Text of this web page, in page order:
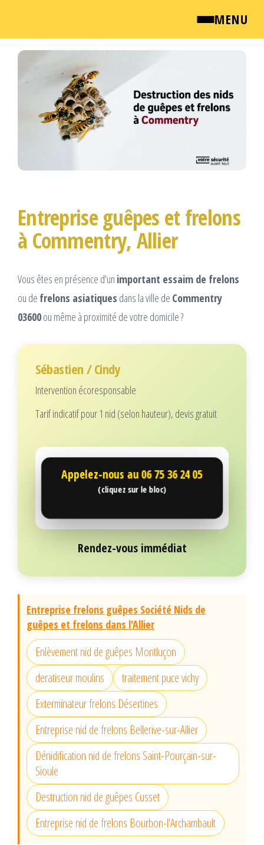
MENU
QUI SOMMES NOUS ?
NEWSROOM
TARIFS
Passer
Entreprise guêpes et frelons
à Commentry, Allier
Vous êtes en présence d’un important essaim de frelons
ou de frelons asiatiques dans la ville de Commentry
03600ou même à proximité de votre domicile ?
Sébastien / Cindy
Intervention écoresponsable
Tarif indicatif pour 1 nid (selon hauteur), devis gratuit
Appelez-nous au 06 75 36 24 05
(cliquez sur le bloc)
Rendez-vous immédiat
Entreprise frelons guêpes Société Nids de
guêpes et frelons dans l'Allier
Enlèvement nid de guêpes Montluçon
deratiseur moulins
traitement puce vichy
Exterminateur frelons Désertines
Entreprise nid de frelons Bellerive-sur-Allier
Dénidification nid de frelons Saint-Pourçain-sur-
Sioule
Destruction nid de guêpes Cusset
Entreprise nid de frelons Bourbon-l'Archambault